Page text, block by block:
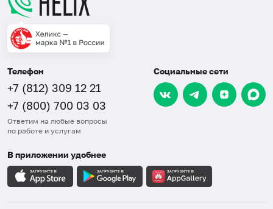
Телефон
+7 (812) 309 12 21
+7 (800) 700 03 03
Ответим на любые вопросы
по работе и услугам
Социальные сети
В приложении удобнее